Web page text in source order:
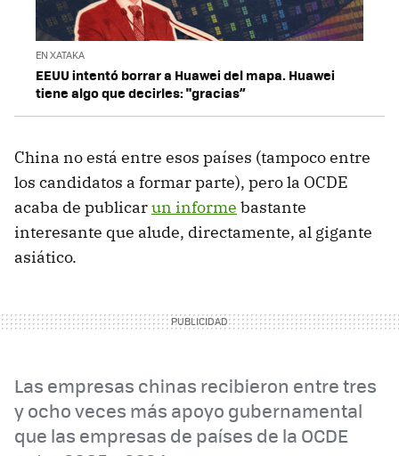
EN XATAKA
EEUU intentó borrar a Huawei del mapa. Huawei
tiene algo que decirles: "gracias”
China no está entre esos países (tampoco entre
los candidatos a formar parte), pero la OCDE
acaba de publicarun informe bastante
interesante que alude, directamente, al gigante
asiático.
Las empresas chinas recibieron entre tres
y ocho veces más apoyo gubernamental
que las empresas de países de la OCDE